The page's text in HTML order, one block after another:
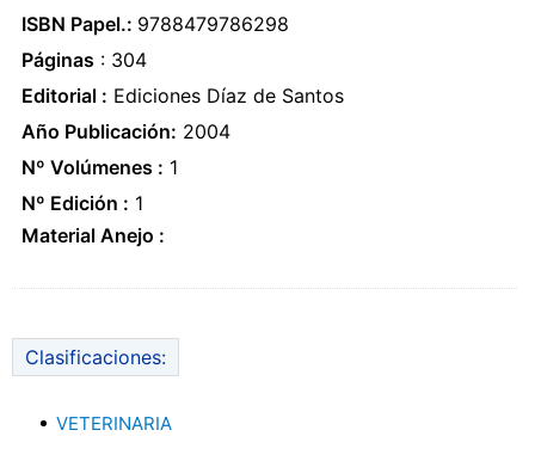
ISBN Papel.: 9788479786298
Páginas : 304
Editorial : Ediciones Díaz de Santos
Año Publicación: 2004
Nº Volúmenes : 1
Nº Edición : 1
Material Anejo :
Clasificaciones:
VETERINARIA